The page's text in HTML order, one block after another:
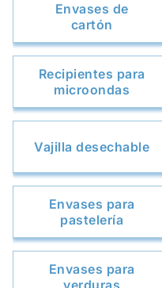
Envases de
cartón
Recipientes para
microondas
Vajilla desechable
Envases para
pastelería
Envases para
verduras